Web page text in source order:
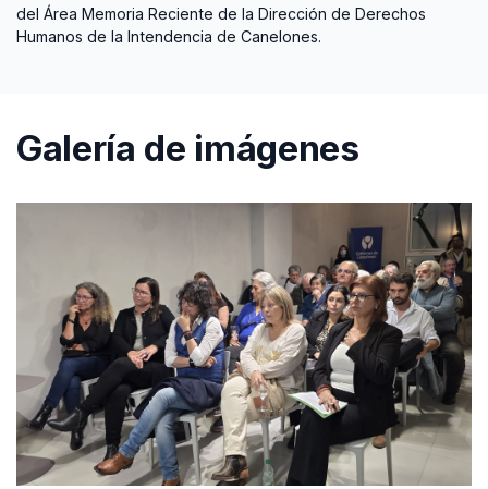
del Área Memoria Reciente de la Dirección de Derechos
Humanos de la Intendencia de Canelones.
Galería de imágenes